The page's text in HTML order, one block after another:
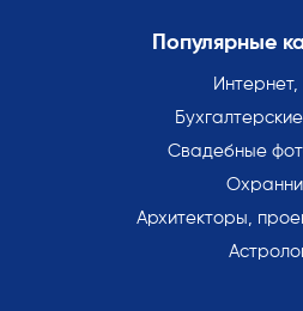
Популярные
Интернет,
Свадебные
Архитекторы,